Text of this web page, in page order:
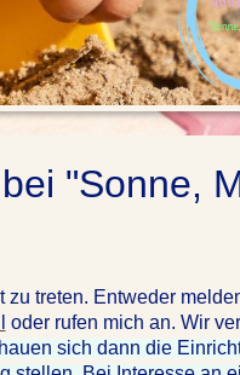
"Sonne,
treten. Entweder
oder rufen mich an. Wir
sich dann die